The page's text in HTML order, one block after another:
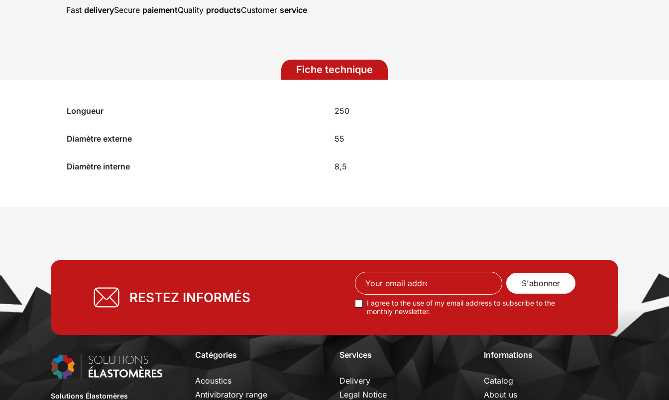
Fast deliverySecure paiementQuality productsCustomer service
Fiche technique
Longueur 250
Diamètre externe 55
Diamètre interne 8,5
RESTEZ INFORMÉS
I agree to the use of my email address to subscribe to the
monthly newsletter.
Solutions Élastomères
Catégories
Acoustics
Antivibratory range
Services
Delivery
Legal Notice
Informations
Catalog
About us